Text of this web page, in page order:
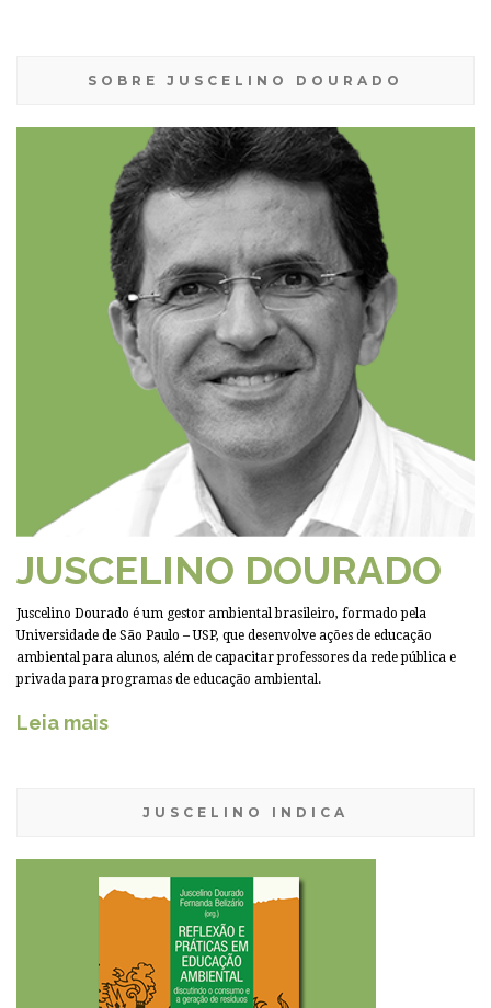
SOBRE JUSCELINO DOURADO
JUSCELINO DOURADO
Juscelino Dourado é um gestor ambiental brasileiro, formado pela
Universidade de São Paulo – USP, que desenvolve ações de educação
ambiental para alunos, além de capacitar professores da rede pública e
privada para programas de educação ambiental.
Leia mais
JUSCELINO INDICA